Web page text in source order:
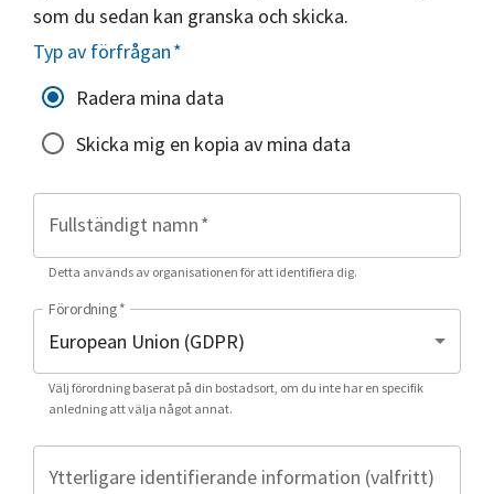
som du sedan kan granska och skicka.
Typ av förfrågan*
Radera mina data
Skicka mig en kopia av mina data
Fullständigt namn*
Detta används av organisationen för att identifiera dig.
Förordning*
Välj förordning baserat på din bostadsort, om du inte har en specifik
anledning att välja något annat.
Ytterligare identifierande information (valfritt)